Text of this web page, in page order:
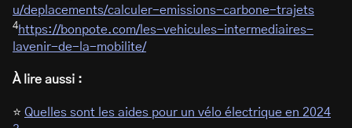
u/deplacements/calculer-emissions-carbone-trajets
4https://bonpote.com/les-vehicules-intermediaires-
lavenir-de-la-mobilite/
À lire aussi :
⭐ Quelles sont les aides pour un vélo électrique en 2024